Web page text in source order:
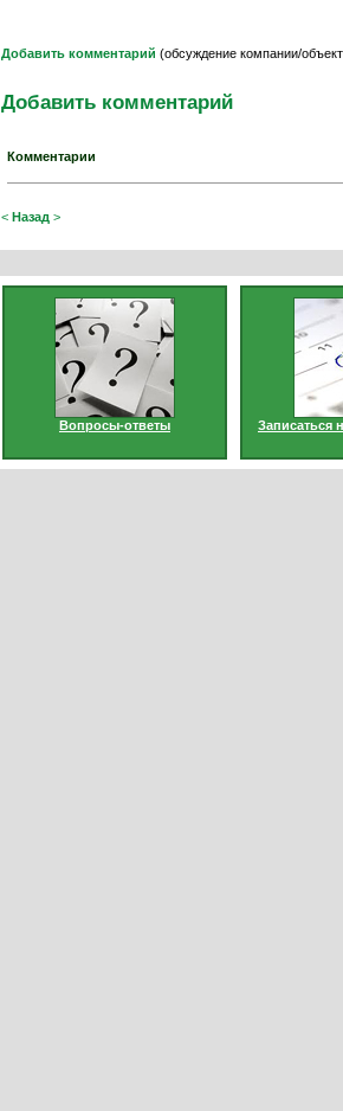
Добавить комментарий (обсуждение компании/
Добавить комментарий
Комментарии
< Назад >
Вопросы-ответы Записаться